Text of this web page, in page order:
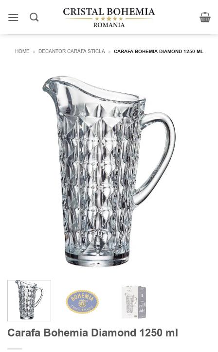
HOME » DECANTOR CARAFA STICLA » CARAFA BOHEMIA DIAMOND 1250 ML
Carafa Bohemia Diamond 1250 ml